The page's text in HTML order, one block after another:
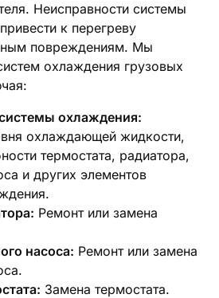
Неисправности системы
к перегреву
повреждениям. Мы
охлаждения грузовых
охлаждения:
охлаждающей жидкости,
термостата, радиатора,
и других элементов
Ремонт или замена
насоса: Ремонт или замена
Замена термостата.